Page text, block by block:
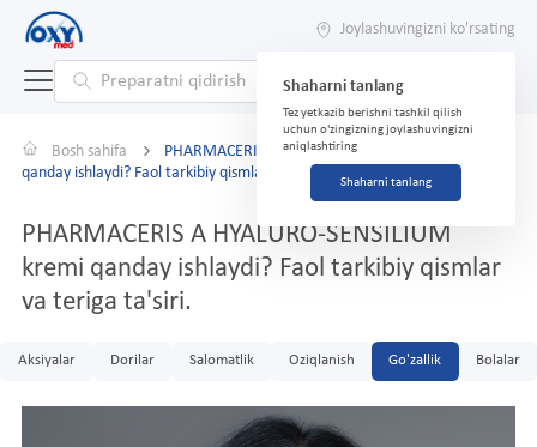
Joylashuvingizni ko'rsating
Shaharni tanlang
Tez yetkazib berishni tashkil qilish
uchun o'zingizning joylashuvingizni
aniqlashtiring
Shaharni tanlang
Bosh sahifa
PHARMACERIS A HYALURO-SENSILIUM kremi
qanday ishlaydi? Faol tarkibiy qismlar va teriga ta'siri.
PHARMACERIS A HYALURO-SENSILIUM
kremi qanday ishlaydi? Faol tarkibiy qismlar
va teriga ta'siri.
Aksiyalar Dorilar Salomatlik Oziqlanish Go'zallik Bolalar